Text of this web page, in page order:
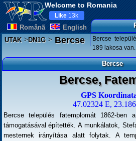
Welcome to Romania
Românã English
Like 13k
UTAK>DN1G>Bercse
Bercse
189 lakosa van.
Bercse
Bercse,
GPS
47.02324 E,
Bercse település fatemplomát 1862-ben
támogatásával építették. A munkálatok,
mesternek irányítása alatt folytak. A